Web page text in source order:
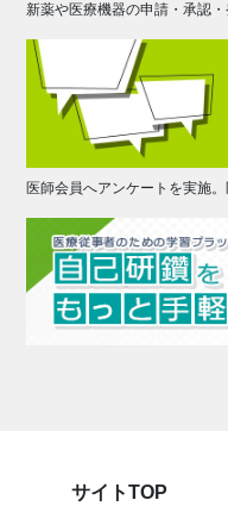
新薬や医療機器の申請・承認・
医師会員へアンケートを実施。
サイトTOP